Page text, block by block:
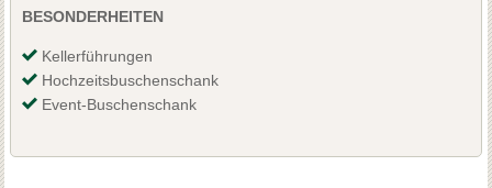
BESONDERHEITEN
Kellerführungen
Hochzeitsbuschenschank
Event-Buschenschank